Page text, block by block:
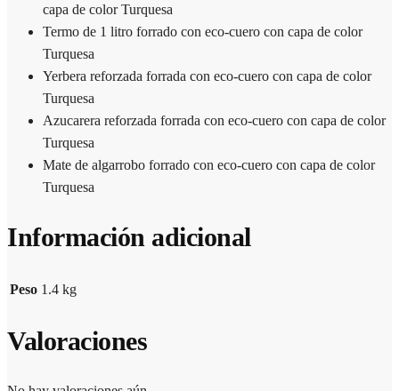
capa de color Turquesa
Termo de 1 litro forrado con eco-cuero con capa de color
Turquesa
Yerbera reforzada forrada con eco-cuero con capa de color
Turquesa
Azucarera reforzada forrada con eco-cuero con capa de color
Turquesa
Mate de algarrobo forrado con eco-cuero con capa de color
Turquesa
Información adicional
Peso 1.4 kg
Valoraciones